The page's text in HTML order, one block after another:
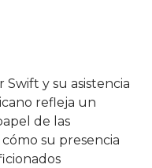
Swift y su asistencia
refleja un
de las
su presencia